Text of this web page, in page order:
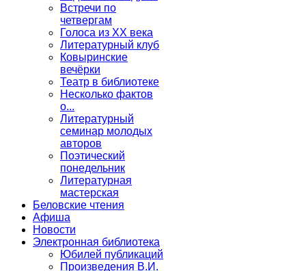
Встречи по
четвергам
Голоса из ХХ века
Литературный клуб
Ковыринские
вечёрки
Театр в библиотеке
Несколько фактов
о...
Литературный
семинар молодых
авторов
Поэтический
понедельник
Литературная
мастерская
Беловские чтения
Афиша
Новости
Электронная библиотека
Юбилей публикаций
Произведения В.И.